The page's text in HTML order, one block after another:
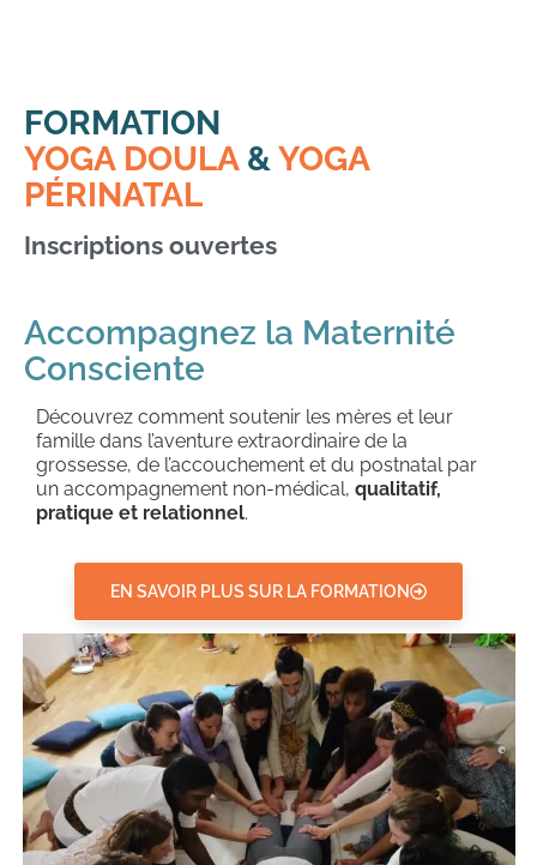
FORMATION
YOGA DOULA &YOGA
PÉRINATAL
Inscriptions ouvertes
Accompagnez la Maternité
Consciente
Découvrez comment soutenir les mères et leur
famille dans l’aventure extraordinaire de la
grossesse, de l’accouchement et du postnatal par
un accompagnement non-médical, qualitatif,
pratique et relationnel.
EN SAVOIR PLUS SUR LA FORMATION